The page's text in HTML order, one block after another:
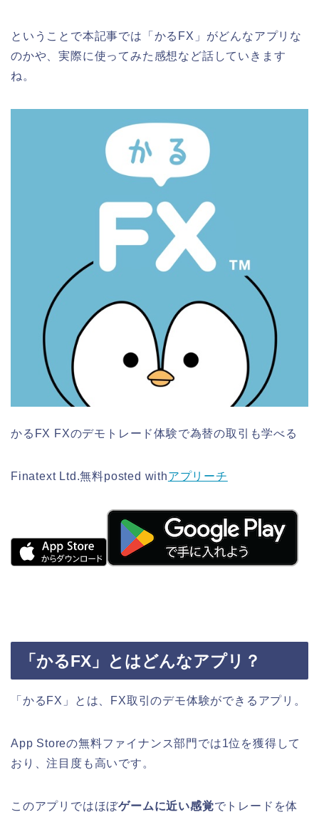
ということで本記事では「かるFX」がどんなアプリな
のかや、実際に使ってみた感想など話していきます
ね。
かるFX FXのデモトレード体験で為替の取引も学べる
Finatext Ltd.無料posted withアプリーチ
「かるFX」とはどんなアプリ？
「かるFX」とは、FX取引のデモ体験ができるアプリ。
App Storeの無料ファイナンス部門では1位を獲得して
おり、注目度も高いです。
このアプリではほぼゲームに近い感覚でトレードを体